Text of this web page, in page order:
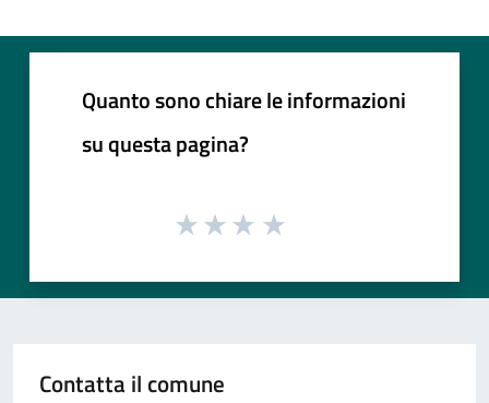
Quanto sono chiare le informazioni
su questa pagina?
Contatta il comune